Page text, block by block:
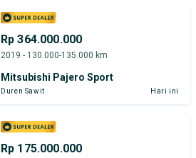
Rp 364.000.000
2019 - 130.000-135.000 km
Mitsubishi Pajero Sport
Duren Sawit Hari ini
Rp 175.000.000